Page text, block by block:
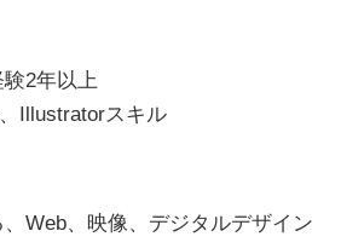
験2年以上
Illustratorスキル
、Web、映像、デジタルデザイン